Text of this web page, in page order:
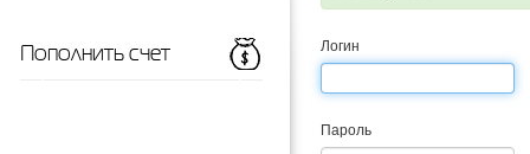
Логин
Пароль
Пополнить счет